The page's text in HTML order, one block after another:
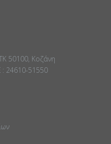
50100, Κοζάνη
: 24610-51550